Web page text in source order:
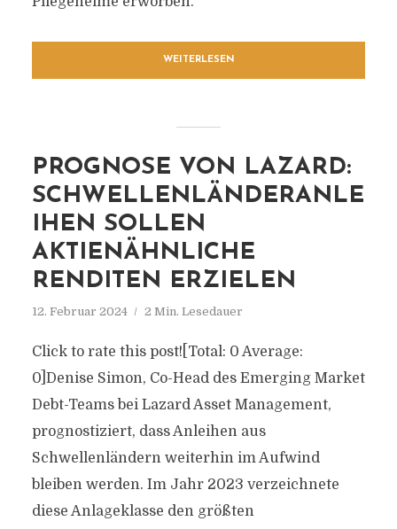
WEITERLESEN
PROGNOSE VON LAZARD:
SCHWELLENLÄNDERANLE
IHEN SOLLEN
AKTIENÄHNLICHE
RENDITEN ERZIELEN
12. Februar 2024 2 Min. Lesedauer
Click to rate this post![Total: 0 Average:
0]Denise Simon, Co-Head des Emerging Market
Debt-Teams bei Lazard Asset Management,
prognostiziert, dass Anleihen aus
Schwellenländern weiterhin im Aufwind
bleiben werden. Im Jahr 2023 verzeichnete
diese Anlageklasse den größten